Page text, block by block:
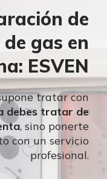
de
gas en
ESVEN
tratar con
debes tratar de
, sino ponerte
con un servicio
profesional.